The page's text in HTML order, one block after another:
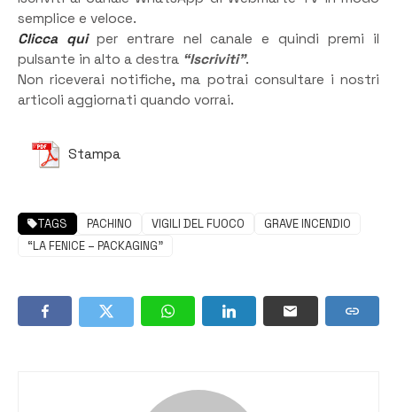
semplice e veloce.
Clicca quiper entrare nel canale e quindi premi il
pulsante in alto a destra “Iscriviti”.
Non riceverai notifiche, ma potrai consultare i nostri
articoli aggiornati quando vorrai.
Stampa
TAGS PACHINO VIGILI DEL FUOCO
GRAVE INCENDIO
“LA FENICE – PACKAGING”